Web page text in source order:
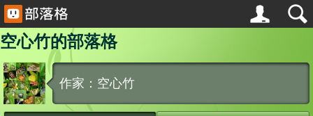
空心竹的部落格
作家：空心竹